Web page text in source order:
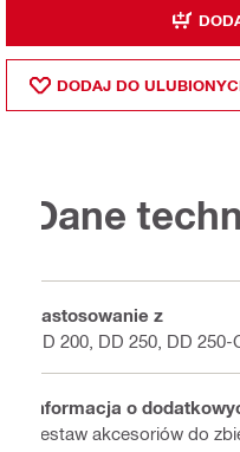
DODAJ DO
Dane
Zastosowanie z
DD 200, DD 250, DD
Informacja o
Zestaw akcesoriów do